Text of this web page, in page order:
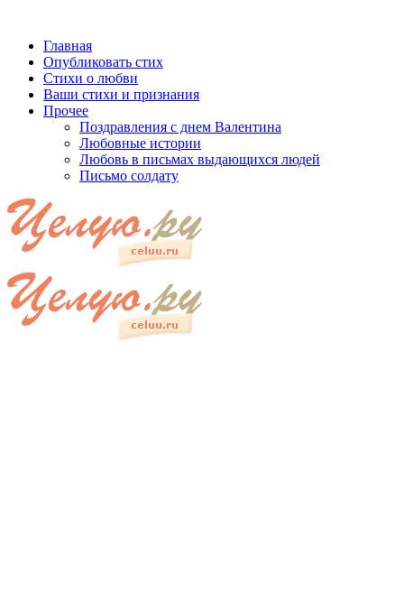
Главная
Опубликовать стих
Стихи о любви
Ваши стихи и признания
Прочее
Поздравления с днем Валентина
Любовные истории
Любовь в письмах выдающихся людей
Письмо солдату